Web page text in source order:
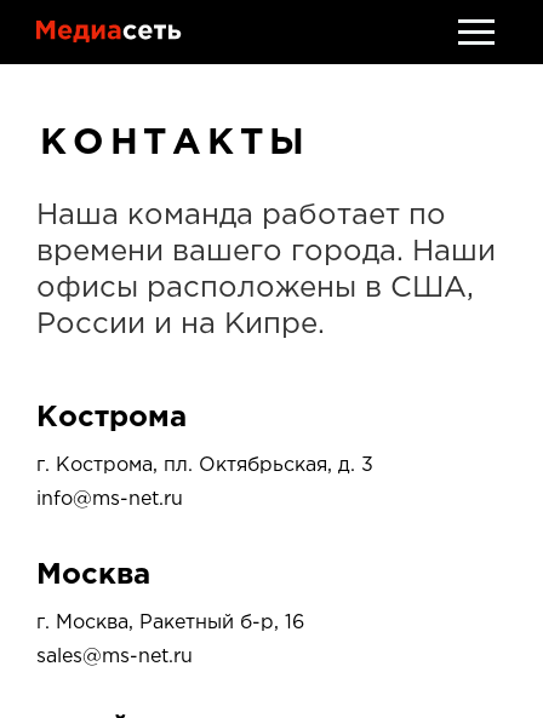
Обсудить проект
КОНТАКТЫ
Наша команда работает по
времени вашего города. Наши
офисы расположены в США,
России и на Кипре.
Кострома
г. Кострома, пл. Октябрьская, д. 3
info@ms-net.ru
Москва
г. Москва, Ракетный б-р, 16
sales@ms-net.ru